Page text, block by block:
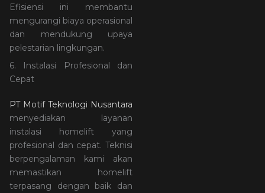
Efisiensi ini membantu
mengurangi biaya operasional
dan mendukung upaya
pelestarian lingkungan.
6. Instalasi Profesional dan
Cepat
PT Motif Teknologi Nusantara
menyediakan layanan
instalasi homelift yang
profesional dan cepat. Teknisi
berpengalaman kami akan
memastikan homelift
terpasang dengan baik dan